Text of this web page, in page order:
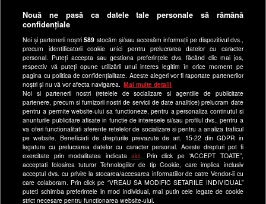
Anunturi gratuite pe Lajumate.ro
Program Happy Channel
Echipa editorială
Site-uri Antena Group
a1.ro
antenastars.ro
as.ro
catine.ro
chefi.ro
deparinti.ro
medicool.ro
Nouă ne pasă ca datele tale personale să rămână
confidențiale
Noi și partenerii noștri589 stocăm și/sau accesăm informații pe dispozitivul dvs.,
precum identificatorii cookie unici pentru prelucrarea datelor cu caracter
personal. Puteți accepta sau gestiona preferințele dvs. făcând clic mai jos,
respectiv vă puteți opune utilizării unui interes legitim în orice moment pe
pagina cu politica de confidențialitate. Aceste alegeri vor fi raportate partenerilor
noștri și nu vă vor afecta navigarea.
Mai multe detalii
Noi si partenerii nostri (retelele de socializare si agentiile de publicitate
partenere, precum si furnizorii nostri de servicii de date analitice) prelucram date
pentru a permite website-ului sa functioneze, pentru a personaliza continutul si
anunturile publicitare afisate in functie de interesele si/sau profilul dvs., pentru a
va oferi functionalitati aferente retelelor de socializare si pentru a analiza traficul
pe website. Beneficiati de drepturile prevazute de art. 15-22 din GDPR in
legatura cu prelucrarea datelor cu caracter personal. Aceste drepturi pot fi
exercitate prin modalitatea indicataaici . Prin click pe “ACCEPT TOATE”,
acceptati folosirea tuturor Tehnologiilor de tip Cookie, care implica inclusiv
acceptul dvs. cu privire la stocarea/accesarea informatiilor de catre Vendor-ii cu
care colaboram. Prin click pe “VREAU SA MODIFIC SETARILE INDIVIDUAL”
puteti schimba preferintele in mod individual, mai putin cele legate de cookie
strict necesare pentru functionarea website-ului.